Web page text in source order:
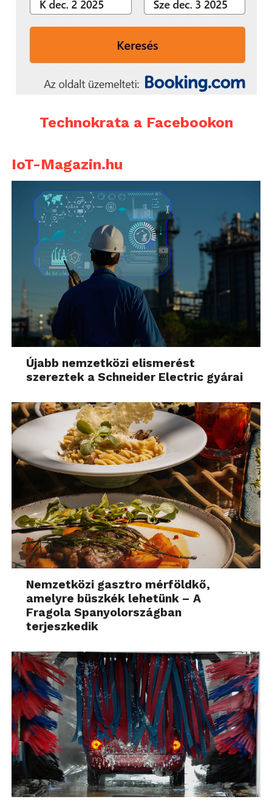
Technokrata a Facebookon
IoT-Magazin.hu
Újabb nemzetközi elismerést
szereztek a Schneider Electric gyárai
Nemzetközi gasztro mérföldkő,
amelyre büszkék lehetünk – A
Fragola Spanyolországban
terjeszkedik